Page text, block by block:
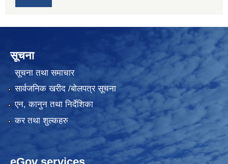
सूचना
सूचना तथा समाचार
सार्वजनिक खरीद /बोलपत्र सूचना
एन, कानुन तथा निर्देशिका
कर तथा शुल्कहरु